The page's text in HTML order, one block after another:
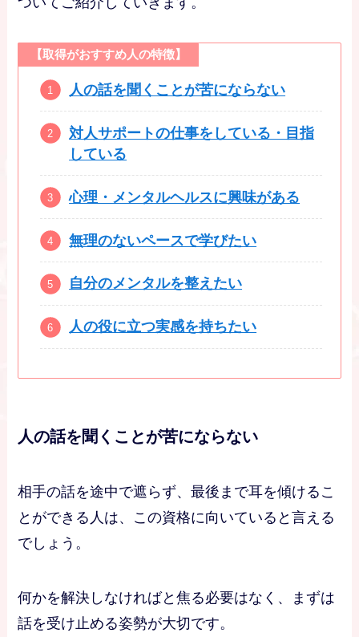
【取得がおすすめ人の特徴】
人の話を聞くことが苦にならない
対人サポートの仕事をしている・目指
している
心理・メンタルヘルスに興味がある
無理のないペースで学びたい
自分のメンタルを整えたい
人の役に立つ実感を持ちたい
人の話を聞くことが苦にならない
相手の話を途中で遮らず、最後まで耳を傾けるこ
とができる人は、この資格に向いていると言える
でしょう。
何かを解決しなければと焦る必要はなく、まずは
話を受け止める姿勢が大切です。